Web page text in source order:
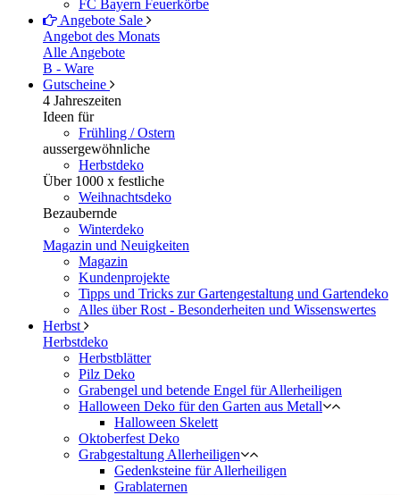
FC Bayern Feuerkörbe
Angebote Sale
Angebot des Monats
Alle Angebote
B - Ware
Gutscheine
4 Jahreszeiten
Ideen für
Frühling / Ostern
aussergewöhnliche
Herbstdeko
Über 1000 x festliche
Weihnachtsdeko
Bezaubernde
Winterdeko
Magazin und Neuigkeiten
Magazin
Kundenprojekte
Tipps und Tricks zur Gartengestaltung und Gartendeko
Alles über Rost - Besonderheiten und Wissenswertes
Herbst
Herbstdeko
Herbstblätter
Pilz Deko
Grabengel und betende Engel für Allerheiligen
Halloween Deko für den Garten aus Metall
Halloween Skelett
Oktoberfest Deko
Grabgestaltung Allerheiligen
Gedenksteine für Allerheiligen
Grablaternen